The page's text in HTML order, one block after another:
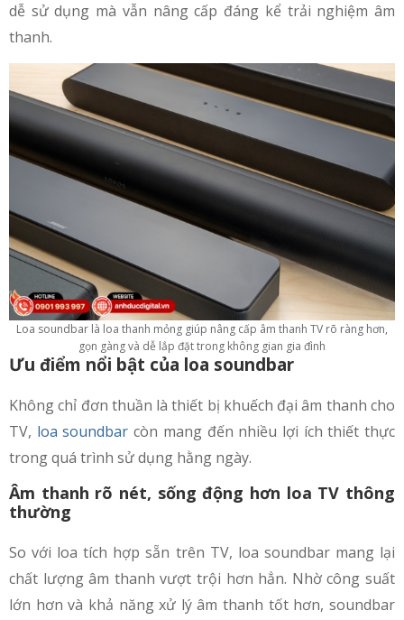
dễ sử dụng mà vẫn nâng cấp đáng kể trải nghiệm âm
thanh.
Loa soundbar là loa thanh mỏng giúp nâng cấp âm thanh TV rõ ràng hơn,
gọn gàng và dễ lắp đặt trong không gian gia đình
Ưu điểm nổi bật của loa soundbar
Không chỉ đơn thuần là thiết bị khuếch đại âm thanh cho
TV, loa soundbar còn mang đến nhiều lợi ích thiết thực
trong quá trình sử dụng hằng ngày.
Âm thanh rõ nét, sống động hơn loa TV thông
thường
So với loa tích hợp sẵn trên TV, loa soundbar mang lại
chất lượng âm thanh vượt trội hơn hẳn. Nhờ công suất
lớn hơn và khả năng xử lý âm thanh tốt hơn, soundbar